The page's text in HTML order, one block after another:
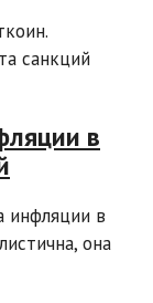
санкций
в
инфляции в
она